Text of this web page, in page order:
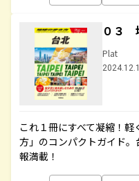
０３
Plat
これ１冊にすべて凝縮！
方」のコンパクトガイド
報満載！